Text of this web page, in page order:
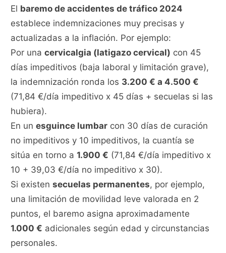
El baremo de accidentes de tráfico 2024
establece indemnizaciones muy precisas y
actualizadas a la inflación. Por ejemplo:
Por unacervicalgia (latigazo cervical) con 45
días impeditivos (baja laboral y limitación grave),
la indemnización ronda los 3.200 € a 4.500 €
(71,84 €/día impeditivo x 45 días + secuelas si las
hubiera).
En unesguince lumbar con 30 días de curación
no impeditivos y 10 impeditivos, la cuantía se
sitúa en torno a1.900 € (71,84 €/día impeditivo x
10 + 39,03 €/día no impeditivo x 30).
Si existensecuelas permanentes, por ejemplo,
una limitación de movilidad leve valorada en 2
puntos, el baremo asigna aproximadamente
1.000 € adicionales según edad y circunstancias
personales.